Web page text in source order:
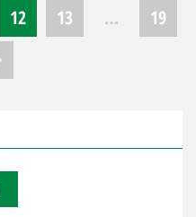
12 13 … 19